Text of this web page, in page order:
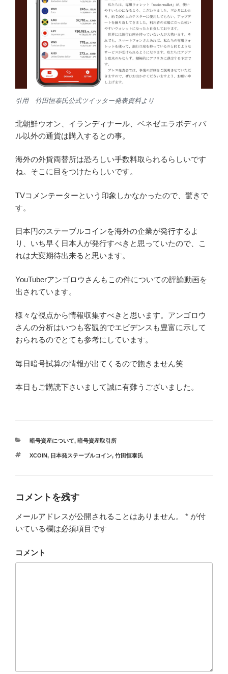
引用 竹田恒泰氏公式ツイッター発表資料より
北朝鮮ウオン、イランディナール、ベネゼエラボディバ
ル以外の通貨は購入するとの事。
海外の外貨両替所は恐ろしい手数料取られるらしいです
ね。そこに目をつけたらしいです。
TVコメンテーターという印象しかなかったので、驚きで
す。
日本円のステーブルコインを海外の企業が発行するよ
り、いち早く日本人が発行すべきと思っていたので、こ
れは大変期待出来ると思います。
YouTuberアンゴロウさんもこの件についての評論動画を
出されています。
様々な視点から情報収集すべきと思います。アンゴロウ
さんの分析はいつも客観的でエビデンスも豊富に示して
おられるのでとても参考にしています。
毎日暗号試算の情報が出てくるので飽きません笑
本日もご購読下さいまして誠に有難うございました。
カ
ゴ
暗号資産について, 暗号資産取引所
タ
XCOIN, 日本発ステーブルコイン, 竹田恒泰氏
コメントを残す
メールアドレスが公開されることはありません。 * が付
いている欄は必須項目です
コメント